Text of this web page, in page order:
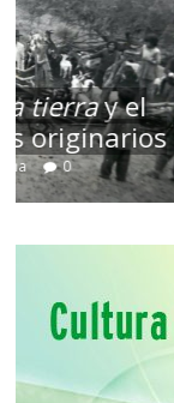
Terror
14 marzo, 2026